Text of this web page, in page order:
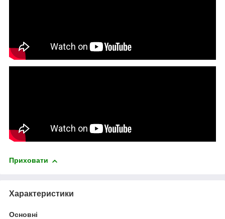
Приховати
Характеристики
Основні